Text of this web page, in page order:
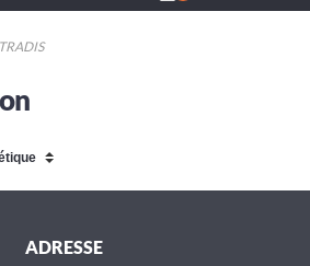
ADRESSE